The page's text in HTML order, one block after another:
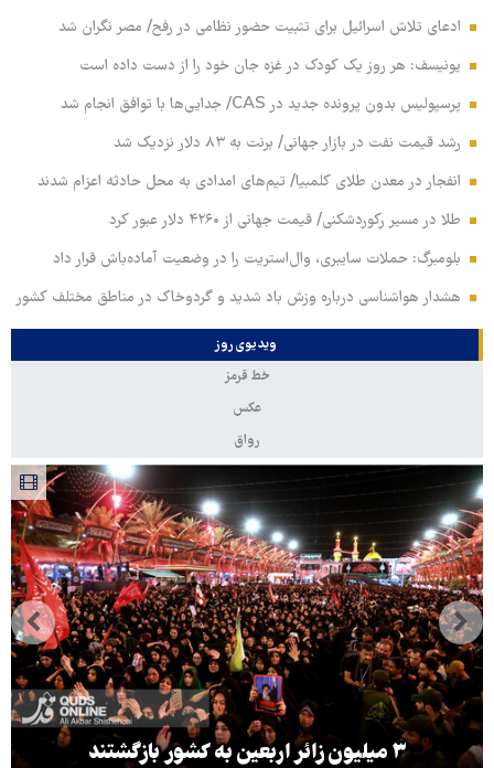
ادعای تلاش اسرائیل برای تثبیت حضور نظامی در رفح/ مصر نگران شد
یونیسف: هر روز یک کودک در غزه جان خود را از دست داده است
پرسپولیس بدون پرونده جدید در CAS/ جدایی‌ها با توافق انجام شد
رشد قیمت نفت در بازار جهانی/ برنت به ۸۳ دلار نزدیک شد
انفجار در معدن طلای کلمبیا/ تیم‌های امدادی به محل حادثه اعزام شدند
طلا در مسیر رکوردشکنی/ قیمت جهانی از ۴۲۶۰ دلار عبور کرد
بلومبرگ: حملات سایبری، وال‌استریت را در وضعیت آماده‌باش قرار داد
هشدار هواشناسی درباره وزش باد شدید و گردوخاک در مناطق مختلف کشور
ویدیوی روز
خط قرمز
عکس
رواق
۳ میلیون زائر اربعین به کشور بازگشتند